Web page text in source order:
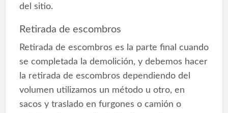
del sitio.
Retirada de escombros
Retirada de escombros es la parte final cuando
se completada la demolición, y debemos hacer
la retirada de escombros dependiendo del
volumen utilizamos un método u otro, en
sacos y traslado en furgones o camión o